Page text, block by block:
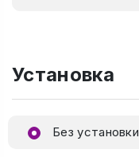
Установка
Без установки